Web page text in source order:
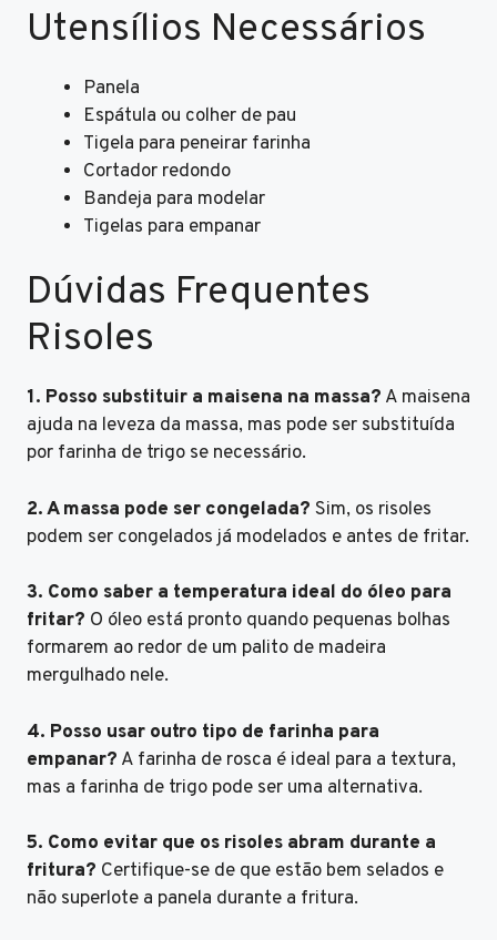
Utensílios Necessários
Panela
Espátula ou colher de pau
Tigela para peneirar farinha
Cortador redondo
Bandeja para modelar
Tigelas para empanar
Dúvidas Frequentes
Risoles
1. Posso substituir a maisena na massa? A maisena
ajuda na leveza da massa, mas pode ser substituída
por farinha de trigo se necessário.
2. A massa pode ser congelada? Sim, os risoles
podem ser congelados já modelados e antes de fritar.
3. Como saber a temperatura ideal do óleo para
fritar? O óleo está pronto quando pequenas bolhas
formarem ao redor de um palito de madeira
mergulhado nele.
4. Posso usar outro tipo de farinha para
empanar? A farinha de rosca é ideal para a textura,
mas a farinha de trigo pode ser uma alternativa.
5. Como evitar que os risoles abram durante a
fritura? Certifique-se de que estão bem selados e
não superlote a panela durante a fritura.